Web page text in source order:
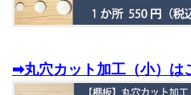
➡丸穴カット加工（小）は